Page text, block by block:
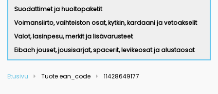
Suodattimet ja huoltopaketit
Voimansiirto, vaihteiston osat, kytkin, kardaani ja vetoakselit
Valot, lasinpesu, merkit ja lisävarusteet
Eibach jouset, jousisarjat, spacerit, levikeosat ja alustaosat
Etusivu Tuote ean_code 11428649177